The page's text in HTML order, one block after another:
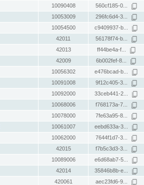
10090408 560cf185-0...
10053009 296fc6d4-3...
10054500 c9409937-b...
42011 56178f74-b...
42013 ff44be4a-f...
42009 6b002fef-8...
10056302 e476bcad-b...
10091008 9f12c405-3...
10092000 33ceb441-2...
10068006 f768173a-7...
10078000 7fe63a95-8...
10061007 eebd633a-3...
10062000 7644f1d7-3...
42015 f7b5c3d3-3...
10089006 e6d68ab7-5...
42014 35846b8b-e...
420061 aec23fd6-9...